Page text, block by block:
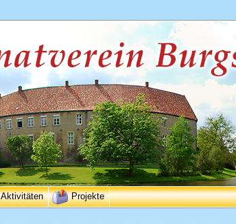
Aktivitäten Projekte